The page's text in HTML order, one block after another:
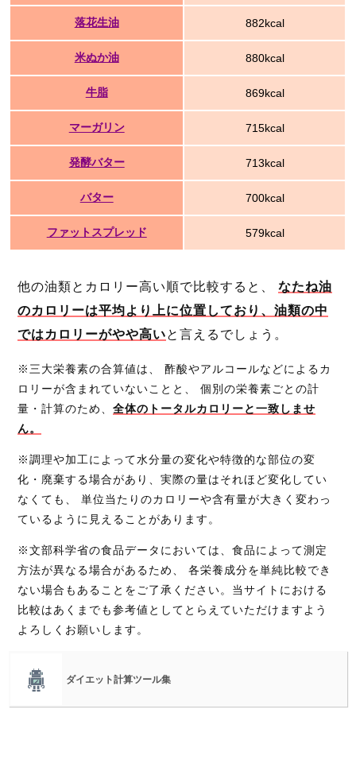
落花生油 882kcal
米ぬか油 880kcal
牛脂 869kcal
マーガリン 715kcal
発酵バター 713kcal
バター 700kcal
ファットスプレッド 579kcal
他の油類とカロリー高い順で比較すると、 なたね油
のカロリーは平均より上に位置しており、油類の中
ではカロリーがやや高いと言えるでしょう。
※三大栄養素の合算値は、 酢酸やアルコールなどによるカ
ロリーが含まれていないことと、 個別の栄養素ごとの計
量・計算のため、 全体のトータルカロリーと一致しませ
ん。
※調理や加工によって水分量の変化や特徴的な部位の変
化・廃棄する場合があり、実際の量はそれほど変化してい
なくても、 単位当たりのカロリーや含有量が大きく変わっ
ているように見えることがあります。
※文部科学省の食品データにおいては、食品によって測定
方法が異なる場合があるため、 各栄養成分を単純比較でき
ない場合もあることをご了承ください。当サイトにおける
比較はあくまでも参考値としてとらえていただけますよう
よろしくお願いします。
ダイエット計算ツール集